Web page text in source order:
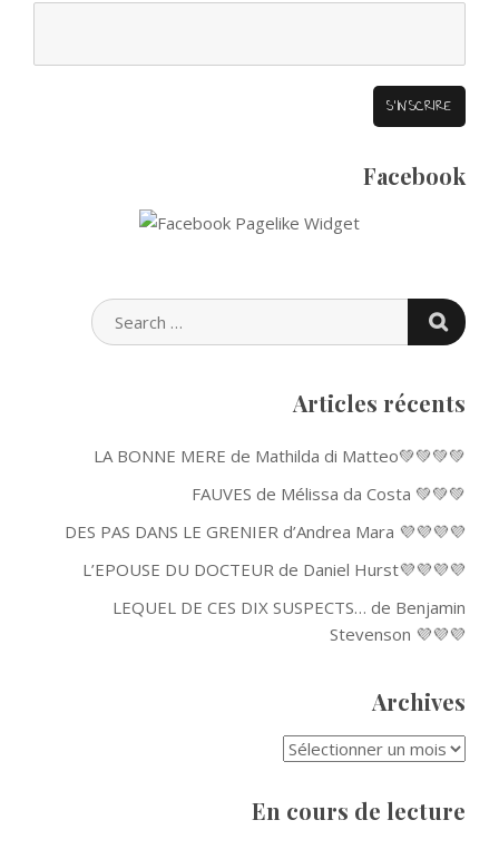
Facebook
SEARCH
FOR:
Articles récents
LA BONNE MERE de Mathilda di Matteo💚💚💚💚
FAUVES de Mélissa da Costa 💚💚💚
DES PAS DANS LE GRENIER d’Andrea Mara 💜💜💜💜
L’EPOUSE DU DOCTEUR de Daniel Hurst💜💜💜💜
LEQUEL DE CES DIX SUSPECTS… de Benjamin
Stevenson 💜💜💜
Archives
En cours de lecture